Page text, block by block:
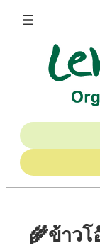
ข้าม
🌾ข้าวโ